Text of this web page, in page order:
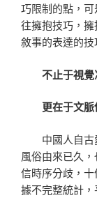
巧限制的點，
往擁抱技巧，
敘事的表達的技
不止于視
更在于文
中國人自
風俗由來已久
信時序分歧，
據不完整統計，